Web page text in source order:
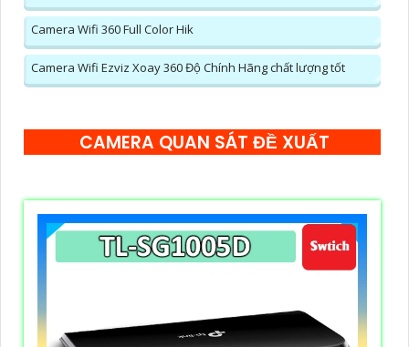
Camera Wifi 360 Full Color Hik
Camera Wifi Ezviz Xoay 360 Độ Chính Hãng chất lượng tốt
CAMERA QUAN SÁT ĐỀ XUẤT